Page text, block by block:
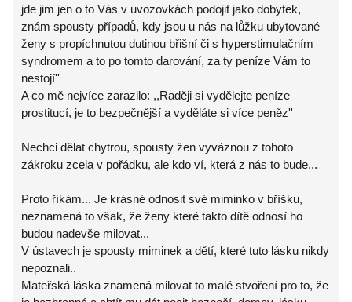
jde jim jen o to Vás v uvozovkách podojit jako dobytek,
znám spousty případů, kdy jsou u nás na lůžku ubytované
ženy s propíchnutou dutinou břišní či s hyperstimulačním
syndromem a to po tomto darování, za ty peníze Vám to
nestojí''
A co mě nejvíce zarazilo: ,,Raději si vydělejte peníze
prostitucí, je to bezpečnější a vyděláte si více peněz''
Nechci dělat chytrou, spousty žen vyváznou z tohoto
zákroku zcela v pořádku, ale kdo ví, která z nás to bude...
Proto říkám... Je krásné odnosit své miminko v bříšku,
neznamená to však, že ženy které takto dítě odnosí ho
budou nadevše milovat...
V ústavech je spousty miminek a dětí, které tuto lásku nikdy
nepoznali..
Mateřská láska znamená milovat to malé stvoření pro to, že